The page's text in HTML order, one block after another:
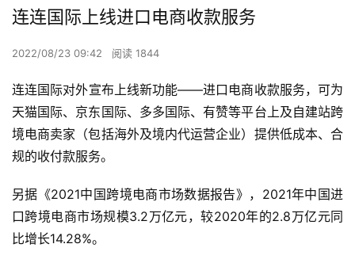
连连国际上线进口电商收款服务
2022/08/23 09:42 阅读 1844
连连国际对外宣布上线新功能——进口电商收款服务，可为
天猫国际、京东国际、多多国际、有赞等平台上及自建站跨
境电商卖家（包括海外及境内代运营企业）提供低成本、合
规的收付款服务。
另据《2021中国跨境电商市场数据报告》，2021年中国进
口跨境电商市场规模3.2万亿元，较2020年的2.8万亿元同
比增长14.28%。